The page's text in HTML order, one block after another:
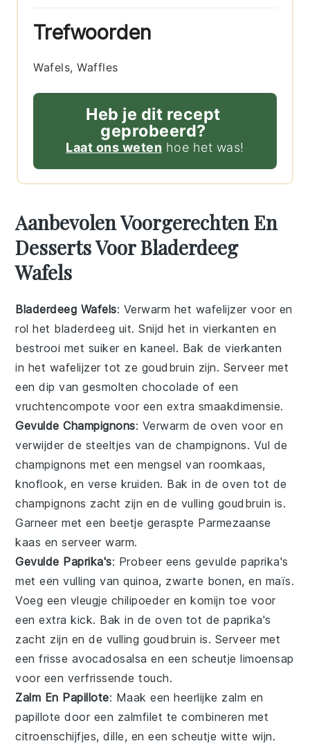
Trefwoorden
Wafels, Waffles
Heb je dit recept
geprobeerd?
Laat ons weten hoe het was!
Aanbevolen Voorgerechten En
Desserts Voor Bladerdeeg
Wafels
Bladerdeeg Wafels: Verwarm het wafelijzer voor en
rol het bladerdeeg uit. Snijd het in vierkanten en
bestrooi met suiker en kaneel. Bak de vierkanten
in het wafelijzer tot ze goudbruin zijn. Serveer met
een dip vangesmolten chocolade of een
vruchtencompote voor een extra smaakdimensie.
Gevulde Champignons: Verwarm deoven voor en
verwijder de steeltjes van dechampignons. Vul de
champignons met een mengsel vanroomkaas,
knoflook, en verse kruiden. Bak in de oven tot de
champignons zacht zijn en de vulling goudbruin is.
Garneer met een beetje geraspte Parmezaanse
kaas en serveer warm.
Gevulde Paprika's: Probeer eensgevulde paprika's
met een vulling vanquinoa, zwarte bonen, en maïs.
Voeg een vleugje chilipoeder enkomijn toe voor
een extra kick. Bak in de oven tot de paprika's
zacht zijn en de vulling goudbruin is. Serveer met
een frisse avocadosalsa en een scheutjelimoensap
voor een verfrissende touch.
Zalm En Papillote: Maak een heerlijke zalm en
papillote door een zalmfilet te combineren met
citroenschijfjes,dille, en een scheutje witte wijn.